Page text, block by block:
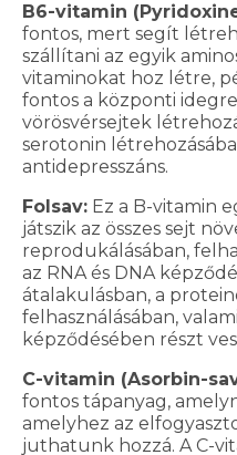
B6-vitamin
fontos, mert segít
szállítani az egyik
vitaminokat hoz létre,
fontos a központi
vörösvérsejtek
serotonin
antidepresszáns.
Folsav: Ez a B-vitamin
játszik az összes sejt
reprodukálásában,
az RNA és DNA
átalakulásban, a
felhasználásában,
képződésében részt
C-vitamin (Asorbin-
fontos tápanyag,
amelyhez az
juthatunk hozzá. A C-